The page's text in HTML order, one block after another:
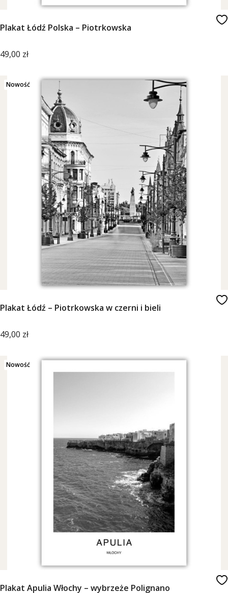
Plakat Łódź Polska – Piotrkowska
Cena
49,00 zł
Nowość
Plakat Łódź – Piotrkowska w czerni i bieli
Cena
49,00 zł
Nowość
Plakat Apulia Włochy – wybrzeże Polignano